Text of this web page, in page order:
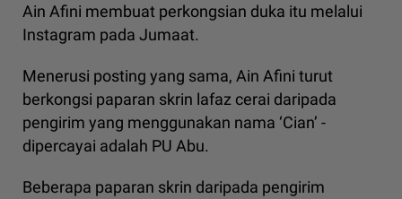
Ain Afini membuat perkongsian duka itu melalui
Instagram pada Jumaat.
Menerusi posting yang sama, Ain Afini turut
berkongsi paparan skrin lafaz cerai daripada
pengirim yang menggunakan nama ‘Cian’ -
dipercayai adalah PU Abu.
Beberapa paparan skrin daripada pengirim